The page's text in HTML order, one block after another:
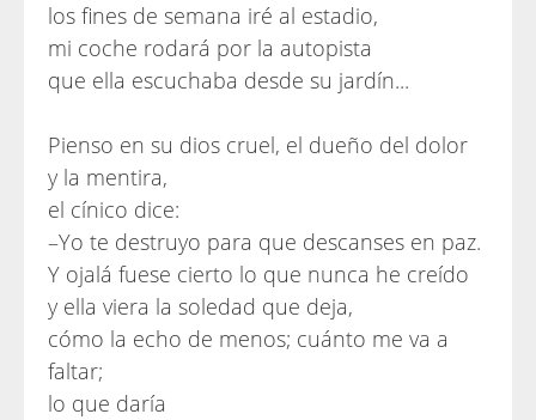
los fines de semana iré al estadio,
mi coche rodará por la autopista
que ella escuchaba desde su jardín...
Pienso en su dios cruel, el dueño del dolor
y la mentira,
el cínico dice:
–Yo te destruyo para que descanses en paz.
Y ojalá fuese cierto lo que nunca he creído
y ella viera la soledad que deja,
cómo la echo de menos; cuánto me va a
faltar;
lo que daría